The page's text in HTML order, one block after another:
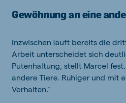
Gewöhnung an eine
Inzwischen läuft bereits die
Arbeit unterscheidet sich
Putenhaltung, stellt Marcel
andere Tiere. Ruhiger und mit
Verhalten.“